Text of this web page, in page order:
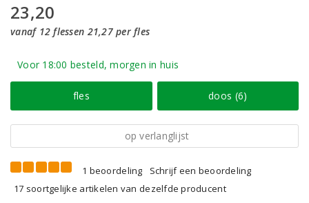
23,20
vanaf 12 flessen 21,27 per fles
Voor 18:00 besteld, morgen in huis
fles doos (6)
op verlanglijst
1 beoordeling
Schrijf een beoordeling
17 soortgelijke artikelen van dezelfde producent